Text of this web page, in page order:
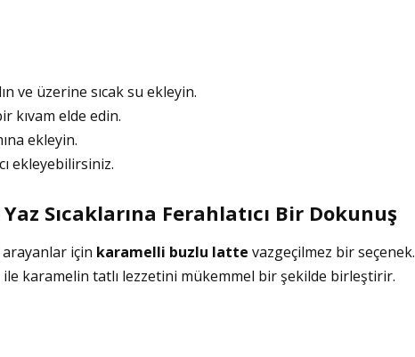
ve üzerine sıcak su ekleyin.
kıvam elde edin.
ekleyin.
ekleyebilirsiniz.
Sıcaklarına Ferahlatıcı Bir Dokunuş
için karamelli buzlu latte vazgeçilmez bir seçenek.
karamelin tatlı lezzetini mükemmel bir şekilde birleştirir.